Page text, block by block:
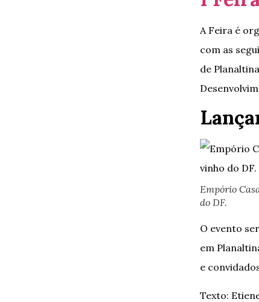
A Feira é
com as
de
Empório
do DF.
O evento
em
e
Texto: